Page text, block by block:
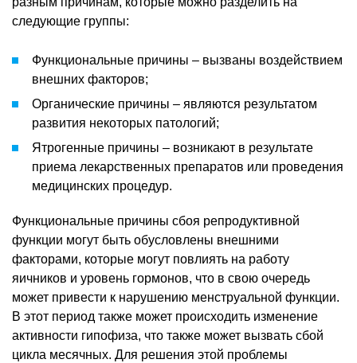
следующие группы:
Функциональные причины – вызваны воздействием
внешних факторов;
Органические причины – являются результатом
развития некоторых патологий;
Ятрогенные причины – возникают в результате
приема лекарственных препаратов или проведения
медицинских процедур.
Функциональные причины сбоя репродуктивной
функции могут быть обусловлены внешними
факторами, которые могут повлиять на работу
яичников и уровень гормонов, что в свою очередь
может привести к нарушению менструальной функции.
В этот период также может происходить изменение
активности гипофиза, что также может вызвать сбой
цикла месячных. Для решения этой проблемы